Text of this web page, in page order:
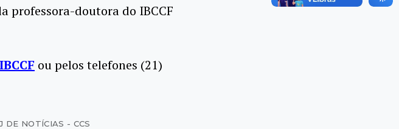
professora-doutora do IBCCF
ou pelos telefones (21)
DE NOTÍCIAS - CCS